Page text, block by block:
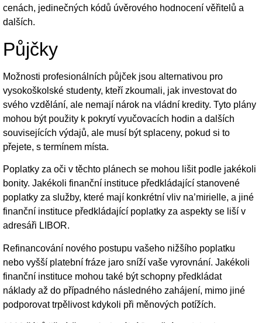
cenách, jedinečných kódů úvěrového hodnocení věřitelů a
dalších.
Půjčky
Možnosti profesionálních půjček jsou alternativou pro
vysokoškolské studenty, kteří zkoumali, jak investovat do
svého vzdělání, ale nemají nárok na vládní kredity. Tyto plány
mohou být použity k pokrytí vyučovacích hodin a dalších
souvisejících výdajů, ale musí být splaceny, pokud si to
přejete, s termínem místa.
Poplatky za oči v těchto plánech se mohou lišit podle jakékoli
bonity. Jakékoli finanční instituce předkládající stanovené
poplatky za služby, které mají konkrétní vliv na’mirielle, a jiné
finanční instituce předkládající poplatky za aspekty se liší v
adresáři LIBOR.
Refinancování nového postupu vašeho nižšího poplatku
nebo vyšší platební fráze jaro sníží vaše vyrovnání. Jakékoli
finanční instituce mohou také být schopny předkládat
náklady až do případného následného zahájení, mimo jiné
podporovat trpělivost kdykoli při měnových potížích.